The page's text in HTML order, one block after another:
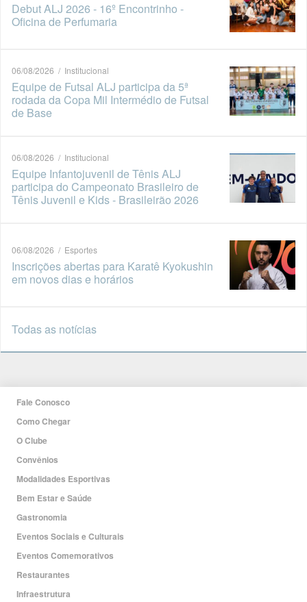
Debut ALJ 2026 - 16º Encontrinho -
Oficina de Perfumaria
06/08/2026 / Institucional
Equipe de Futsal ALJ participa da 5ª
rodada da Copa Mil Intermédio de Futsal
de Base
06/08/2026 / Institucional
Equipe Infantojuvenil de Tênis ALJ
participa do Campeonato Brasileiro de
Tênis Juvenil e Kids - Brasileirão 2026
06/08/2026 / Esportes
Inscrições abertas para Karatê Kyokushin
em novos dias e horários
Todas as notícias
Fale Conosco
Como Chegar
O Clube
Convênios
Modalidades Esportivas
Bem Estar e Saúde
Gastronomia
Eventos Sociais e Culturais
Eventos Comemorativos
Restaurantes
Infraestrutura